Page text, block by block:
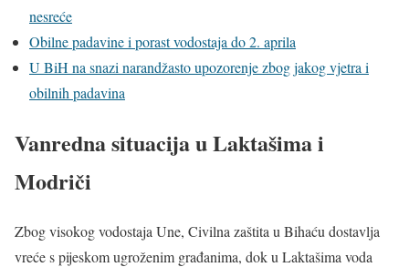
nesreće
Obilne padavine i porast vodostaja do 2. aprila
U BiH na snazi narandžasto upozorenje zbog jakog vjetra i
obilnih padavina
Vanredna situacija u Laktašima i
Modriči
Zbog visokog vodostaja Une, Civilna zaštita u Bihaću dostavlja
vreće s pijeskom ugroženim građanima, dok u Laktašima voda